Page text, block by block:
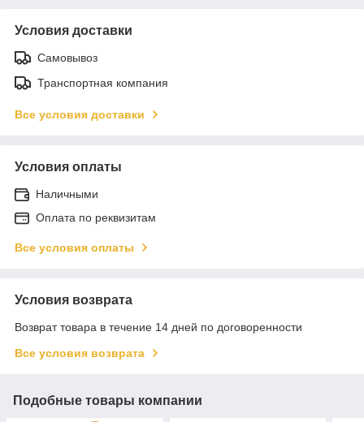
Условия доставки
Самовывоз
Транспортная компания
Все условия доставки
Условия оплаты
Наличными
Оплата по реквизитам
Все условия оплаты
Условия возврата
Возврат товара в течение 14 дней по договоренности
Все условия возврата
Подобные товары компании